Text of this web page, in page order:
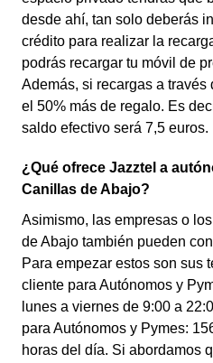
desde ahí, tan solo deberás
crédito para realizar la
podrás recargar tu móvil de
Además, si recargas a través
el 50% más de regalo. Es
saldo efectivo será 7,5 euros.
¿Qué ofrece Jazztel a
Canillas de Abajo?
Asimismo, las empresas o
de Abajo también pueden
Para empezar estos son sus
cliente para Autónomos y
lunes a viernes de 9:00 a
para Autónomos y Pymes:
horas del día. Si abordamos